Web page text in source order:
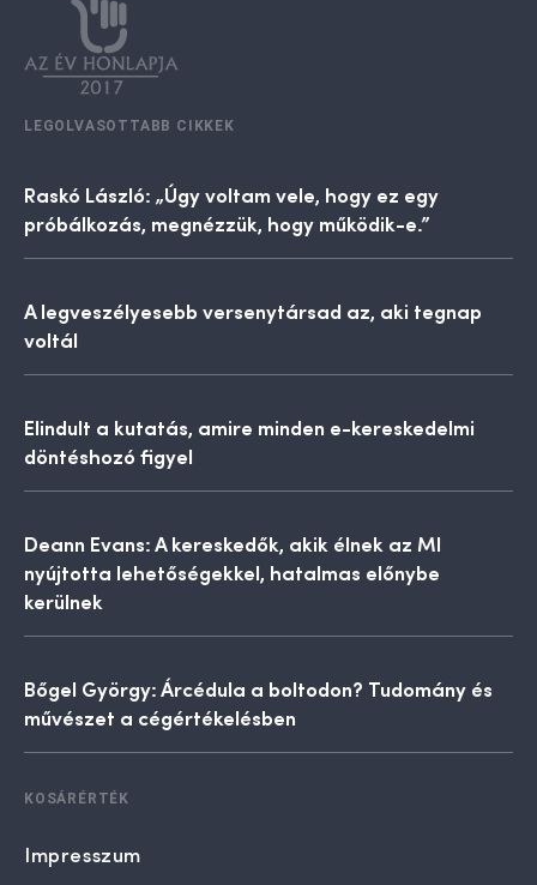
LEGOLVASOTTABB CIKKEK
Raskó László: „Úgy voltam vele, hogy ez egy
próbálkozás, megnézzük, hogy működik-e.”
A legveszélyesebb versenytársad az, aki tegnap
voltál
Elindult a kutatás, amire minden e-kereskedelmi
döntéshozó figyel
Deann Evans: A kereskedők, akik élnek az MI
nyújtotta lehetőségekkel, hatalmas előnybe
kerülnek
Bőgel György: Árcédula a boltodon? Tudomány és
művészet a cégértékelésben
KOSÁRÉRTÉK
Impresszum